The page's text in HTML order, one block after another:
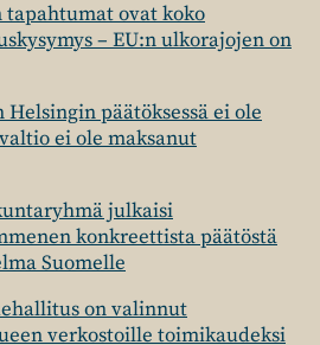
tapahtumat ovat koko
– EU:n ulkorajojen on
Helsingin päätöksessä ei ole
ei ole maksanut
julkaisi
konkreettista päätöstä
Suomelle
on valinnut
verkostoille toimikaudeksi